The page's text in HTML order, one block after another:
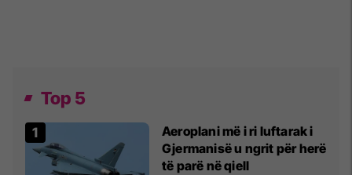
Top 5
Aeroplani më i ri luftarak i
Gjermanisë u ngrit për herë
të parë në qiell